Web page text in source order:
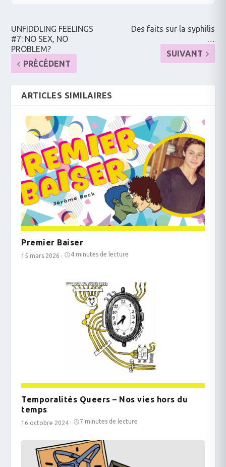
UNFIDDLING FEELINGS
#7: NO SEX, NO
PROBLEM?
PRÉCÉDENT
Des faits sur la syphilis
…
SUIVANT
ARTICLES SIMILAIRES
Premier Baiser
15 mars 2026 · 4 minutes de lecture
Temporalités Queers – Nos vies hors du
temps
16 octobre 2024 · 7 minutes de lecture